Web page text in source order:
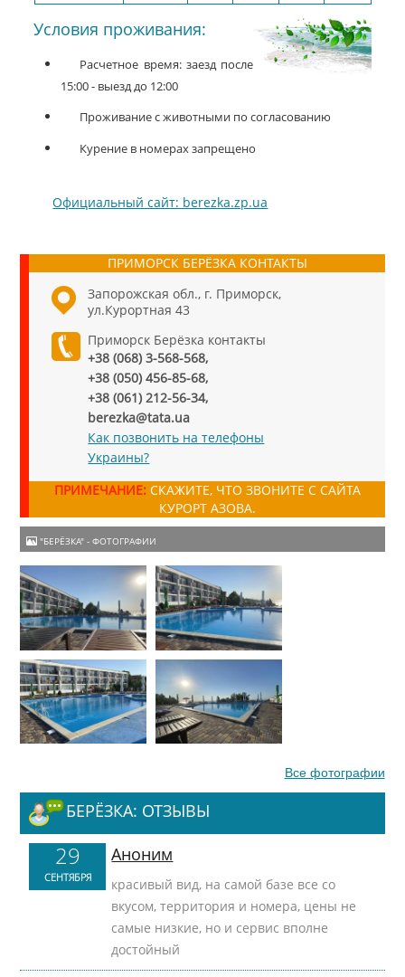
Условия проживания:
Расчетное время: заезд после
15:00 - выезд до 12:00
Проживание с животными по согласованию
​Курение в номерах запрещено
Официальный сайт: berezka.zp.ua
ПРИМОРСК БЕРЁЗКА КОНТАКТЫ
Запорожская обл., г. Приморск,
ул.Курортная 43
Приморск Берёзка контакты
+38 (068) 3-568-568,
+38 (050) 456-85-68,
+38 (061) 212-56-34,
berezka@tata.ua
Как позвонить на телефоны
Украины?
ПРИМЕЧАНИЕ:СКАЖИТЕ, ЧТО ЗВОНИТЕ С САЙТА
КУРОРТ АЗОВА.
"БЕРЁЗКА" - ФОТОГРАФИИ
Все фотографии
БЕРЁЗКА: ОТЗЫВЫ
29
СЕНТЯБРЯ
Аноним
красивый вид, на самой базе все со
вкусом, территория и номера, цены не
самые низкие, но и сервис вполне
достойный